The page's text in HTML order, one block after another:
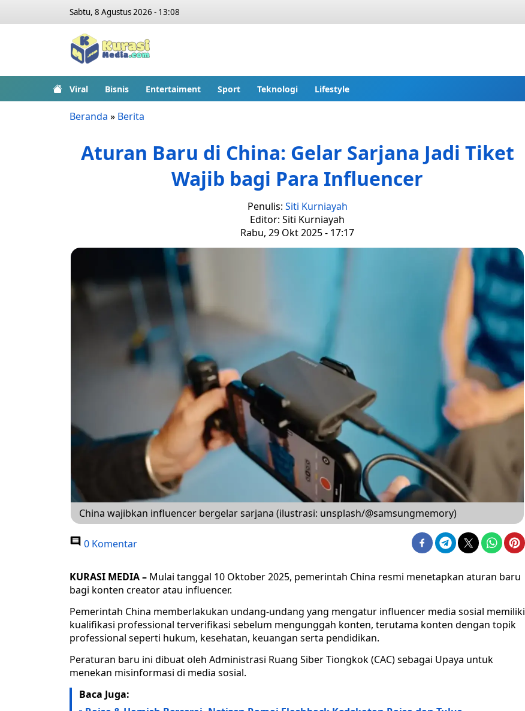
Sabtu, 8 Agustus 2026 - 13:08
Viral Bisnis Entertaiment Sport Teknologi Lifestyle
Beranda » Berita
Aturan Baru di China: Gelar Sarjana Jadi Tiket
Wajib bagi Para Influencer
Penulis: Siti Kurniayah
Editor: Siti Kurniayah
Rabu, 29 Okt 2025 - 17:17
China wajibkan influencer bergelar sarjana (ilustrasi: unsplash/@samsungmemory)
0 Komentar
KURASI MEDIA – Mulai tanggal 10 Oktober 2025, pemerintah China resmi menetapkan aturan baru
bagi konten creator atau influencer.
Pemerintah China memberlakukan undang-undang yang mengatur influencer media sosial memiliki
kualifikasi professional terverifikasi sebelum mengunggah konten, terutama konten dengan topik
professional seperti hukum, kesehatan, keuangan serta pendidikan.
Peraturan baru ini dibuat oleh Administrasi Ruang Siber Tiongkok (CAC) sebagai Upaya untuk
menekan misinformasi di media sosial.
Baca Juga: